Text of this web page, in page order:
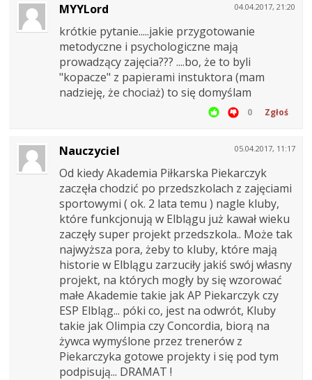
04.04.2017, 21:20
MYYLord
krótkie pytanie.....jakie przygotowanie
metodyczne i psychologiczne mają
prowadzący zajęcia??? ....bo, że to byli
"kopacze" z papierami instuktora (mam
nadzieję, że chociaż) to się domyślam
0 Zgłoś
05.04.2017, 11:17
Nauczyciel
Od kiedy Akademia Piłkarska Piekarczyk
zaczęła chodzić po przedszkolach z zajęciami
sportowymi ( ok. 2 lata temu ) nagle kluby,
które funkcjonują w Elblągu już kawał wieku
zaczęły super projekt przedszkola.. Może tak
najwyższa pora, żeby to kluby, które mają
historie w Elblągu zarzuciły jakiś swój własny
projekt, na których mogły by się wzorować
małe Akademie takie jak AP Piekarczyk czy
ESP Elbląg... póki co, jest na odwrót, Kluby
takie jak Olimpia czy Concordia, biorą na
żywca wymyślone przez trenerów z
Piekarczyka gotowe projekty i się pod tym
podpisują... DRAMAT !